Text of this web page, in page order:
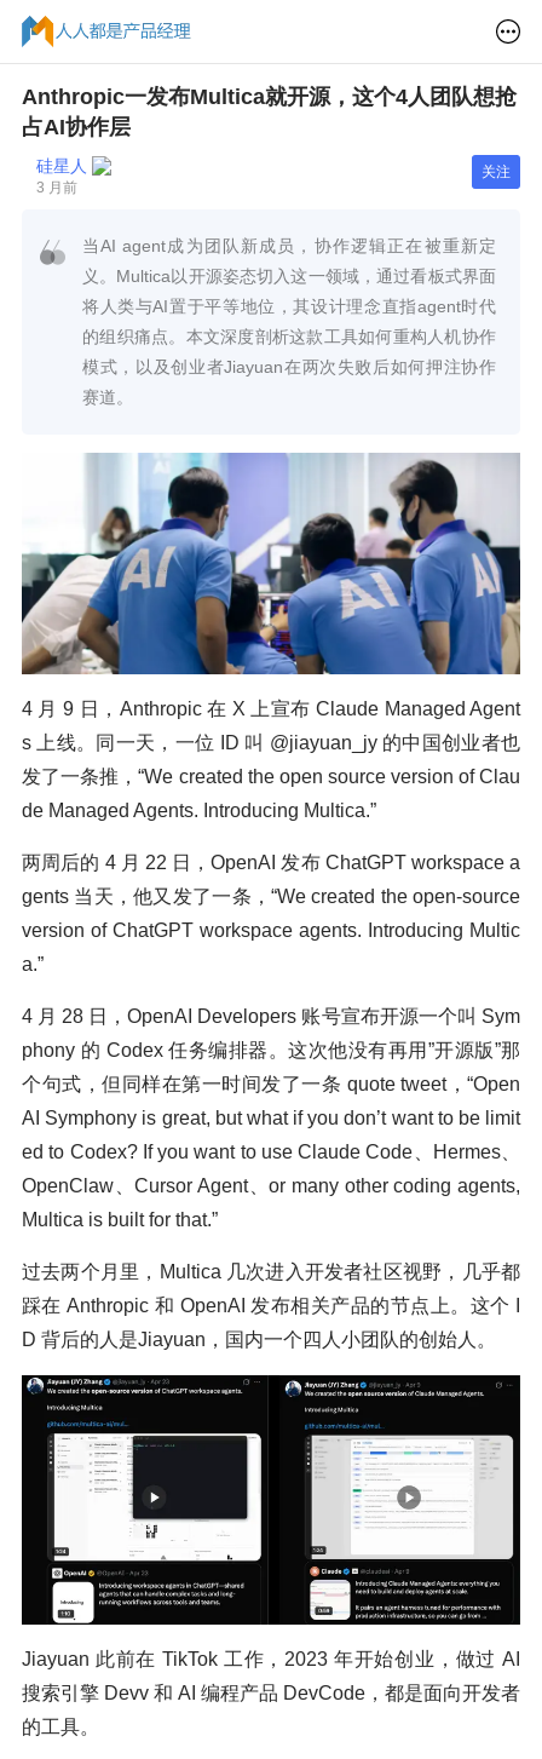
Anthropic一发布Multica就开源，这个4人团队想抢
占AI协作层
硅星人
3 月前
关注
当AI agent成为团队新成员，协作逻辑正在被重新定
义。Multica以开源姿态切入这一领域，通过看板式界面
将人类与AI置于平等地位，其设计理念直指agent时代
的组织痛点。本文深度剖析这款工具如何重构人机协作
模式，以及创业者Jiayuan在两次失败后如何押注协作
赛道。
4 月 9 日，Anthropic 在 X 上宣布 Claude Managed Agent
s 上线。同一天，一位 ID 叫 @jiayuan_jy 的中国创业者也
发了一条推，“We created the open source version of Clau
de Managed Agents. Introducing Multica.”
两周后的 4 月 22 日，OpenAI 发布 ChatGPT workspace a
gents 当天，他又发了一条，“We created the open-source
version of ChatGPT workspace agents. Introducing Multic
a.”
4 月 28 日，OpenAI Developers 账号宣布开源一个叫 Sym
phony 的 Codex 任务编排器。这次他没有再用”开源版”那
个句式，但同样在第一时间发了一条 quote tweet，“Open
AI Symphony is great, but what if you don’t want to be limit
ed to Codex? If you want to use Claude Code、Hermes、
OpenClaw、Cursor Agent、or many other coding agents,
Multica is built for that.”
过去两个月里，Multica 几次进入开发者社区视野，几乎都
踩在 Anthropic 和 OpenAI 发布相关产品的节点上。这个 I
D 背后的人是Jiayuan，国内一个四人小团队的创始人。
Jiayuan 此前在 TikTok 工作，2023 年开始创业，做过 AI
搜索引擎 Devv 和 AI 编程产品 DevCode，都是面向开发者
的工具。